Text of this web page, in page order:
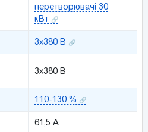
перетворювачі 30
кВт
3x380 В
3x380 В
110-130 %
61,5 A